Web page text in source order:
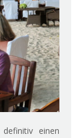
einen